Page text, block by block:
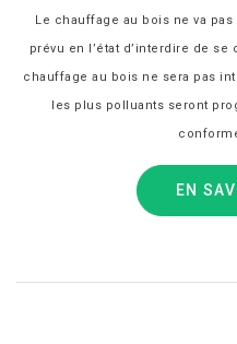
Le chauffage au bois ne va
prévu en l’état d’interdire de
chauffage au bois ne sera pas
les plus polluants seront
EN